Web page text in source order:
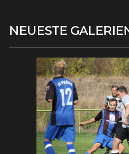
NEUESTE